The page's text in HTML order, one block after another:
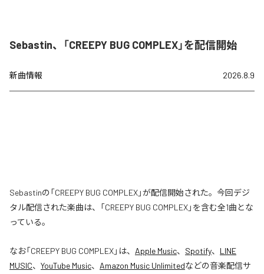
Sebastin、「CREEPY BUG COMPLEX」を配信開始
新曲情報 2026.8.9
Sebastinの「CREEPY BUG COMPLEX」が配信開始された。今回デジ
タル配信された楽曲は、「CREEPY BUG COMPLEX」を含む全1曲とな
っている。
なお「CREEPY BUG COMPLEX」は、 Apple Music、 Spotify、 LINE
MUSIC、 YouTube Music、 Amazon Music Unlimitedなどの音楽配信サ